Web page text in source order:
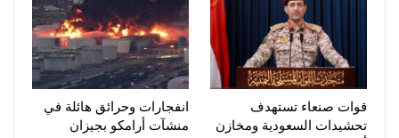
قوات صنعاء تستهدف
تحشيدات السعودية ومخازن
انفجارات وحرائق هائلة في
منشآت أرامكو بجيزان